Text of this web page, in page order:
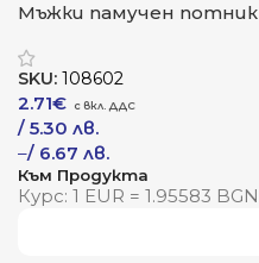
Мъжки памучен потник
ATHLETIC VEST“
SKU: 108602
2.71€
/ 5.30 лв.
–/ 6.67 лв.
Към Продукта
Курс: 1 EUR = 1.95583 BGN